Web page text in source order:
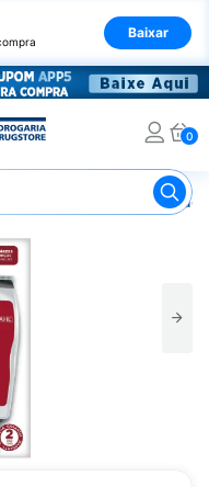
Baixar
0
Máquina